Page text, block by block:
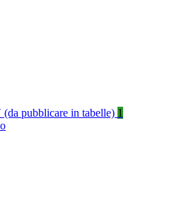
pubblicare in tabelle) 1